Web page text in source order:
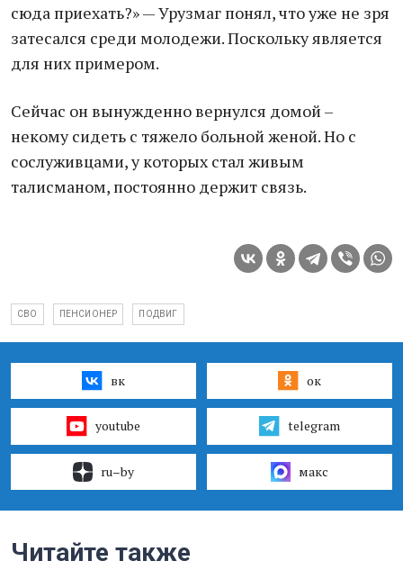
сюда приехать?» — Урузмаг понял, что уже не зря
затесался среди молодежи. Поскольку является
для них примером.
Сейчас он вынужденно вернулся домой –
некому сидеть с тяжело больной женой. Но с
сослуживцами, у которых стал живым
талисманом, постоянно держит связь.
СВО ПЕНСИОНЕР ПОДВИГ
вк ок
youtube telegram
ru–by макс
Читайте также